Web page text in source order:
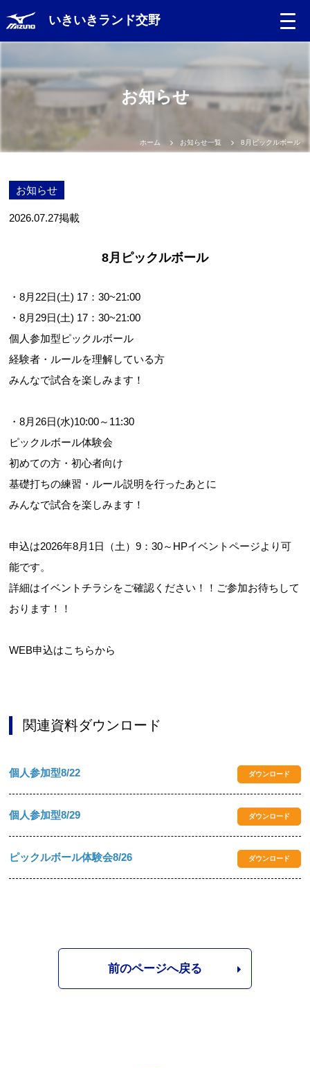
いきいきランド交野
お問合せフォーム
お知らせ
ホーム お知らせ一覧 8月ピックルボール
お知らせ
2026.07.27掲載
8月ピックルボール
・8月22日(土) 17：30~21:00
・8月29日(土) 17：30~21:00
個人参加型ピックルボール
経験者・ルールを理解している方
みんなで試合を楽しみます！
・8月26日(水)10:00～11:30
ピックルボール体験会
初めての方・初心者向け
基礎打ちの練習・ルール説明を行ったあとに
みんなで試合を楽しみます！
申込は2026年8月1日（土）9：30～HPイベントページより可
能です。
詳細はイベントチラシをご確認ください！！ご参加お待ちして
おります！！
WEB申込はこちらから
関連資料ダウンロード
個人参加型8/22 ダウンロード
個人参加型8/29 ダウンロード
ピックルボール体験会8/26 ダウンロード
前のページへ戻る